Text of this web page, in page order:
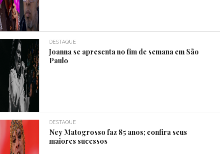
DESTAQUE
Joanna se apresenta no fim de semana em São
Paulo
DESTAQUE
Ney Matogrosso faz 85 anos; confira seus
maiores sucessos